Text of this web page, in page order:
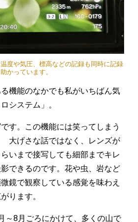
度や気圧、標高などの記録も同時に記録
かっています。
機能のなかでも私がいちばん気
システム」。
す。この機能には笑ってしまう
大げさな話ではなく、レンズが
いまで接写しても細部までキレ
できるのです。花や虫、岩など
鏡で観察している感覚を味わえ
ります。
～8月ごろにかけて、多くの山で